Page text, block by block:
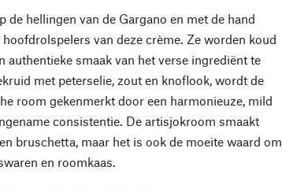
de hellingen van de Gargano en met de hand
van deze crème. Ze worden koud
authentieke smaak van het verse ingrediënt te
met peterselie, zout en knoflook, wordt de
room gekenmerkt door een harmonieuze, mild
consistentie. De artisjokroom smaakt
bruschetta, maar het is ook de moeite waard om
en roomkaas.